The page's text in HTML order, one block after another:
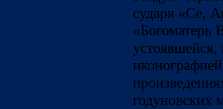
сударя «Се,
«Богоматерь
годуновских